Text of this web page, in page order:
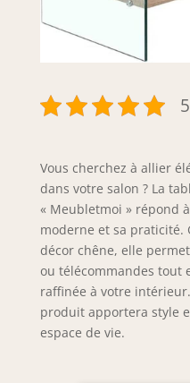
Vous cherchez à allier
dans votre salon ? La
« Meubletmoi » répond
moderne et sa praticité.
décor chêne, elle
ou télécommandes tout
raffinée à votre
produit apportera style
espace de vie.